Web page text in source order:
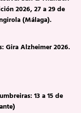
2026, 27 a 29 de
(Málaga).
Gira Alzheimer 2026.
13 a 15 de